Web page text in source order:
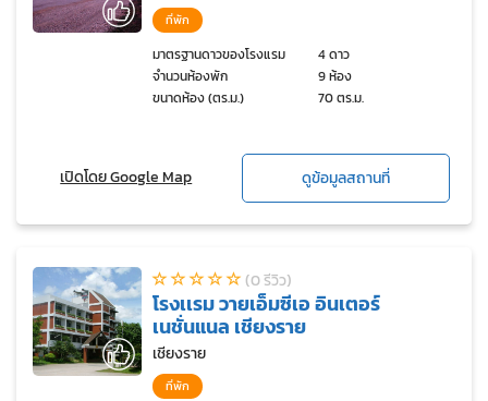
ที่พัก
มาตรฐานดาวของโรงแรม
4 ดาว
จำนวนห้องพัก
9 ห้อง
ขนาดห้อง (ตร.ม.)
70 ตร.ม.
เปิดโดย Google Map ดูข้อมูลสถานที่
(0 รีวิว)
โรงเเรม วายเอ็มซีเอ อินเตอร์
เนชั่นแนล เชียงราย
เชียงราย
ที่พัก